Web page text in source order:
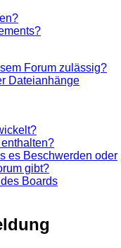
Forum zulässig?
Dateianhänge
es Beschwerden oder
gibt?
Boards